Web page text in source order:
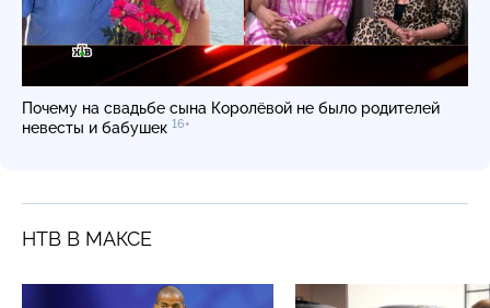
Почему на свадьбе сына Королёвой не было родителей
невесты и бабушек 16+
НТВ В МАКСЕ